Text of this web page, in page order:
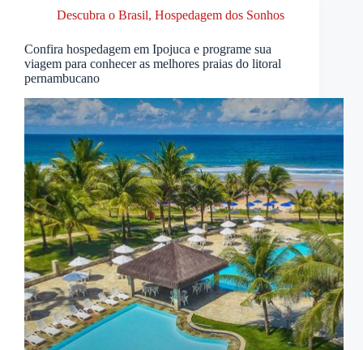
Descubra o Brasil, Hospedagem dos Sonhos
Confira hospedagem em Ipojuca e programe sua
viagem para conhecer as melhores praias do litoral
pernambucano